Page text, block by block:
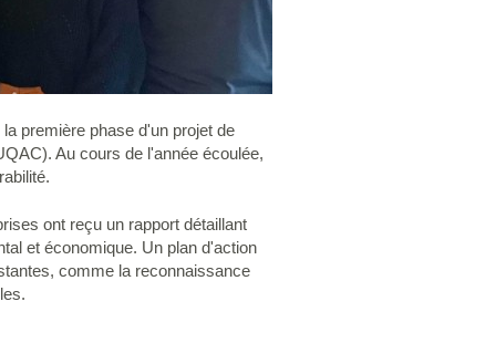
première phase d'un projet de
Au cours de l'année écoulée,
ont reçu un rapport détaillant
et économique. Un plan d'action
comme la reconnaissance